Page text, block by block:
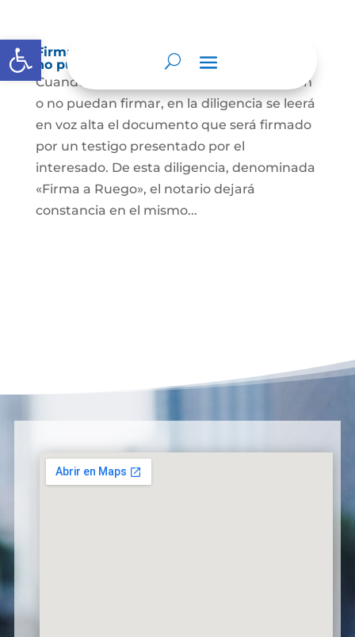
Abrir barra de herramientas
Firma a Ruego – Personas que no saben o
no puede firmar
Cuando se trate de personas que no sepan
o no puedan firmar, en la diligencia se leerá
en voz alta el documento que será firmado
por un testigo presentado por el
interesado. De esta diligencia, denominada
«Firma a Ruego», el notario dejará
constancia en el mismo...